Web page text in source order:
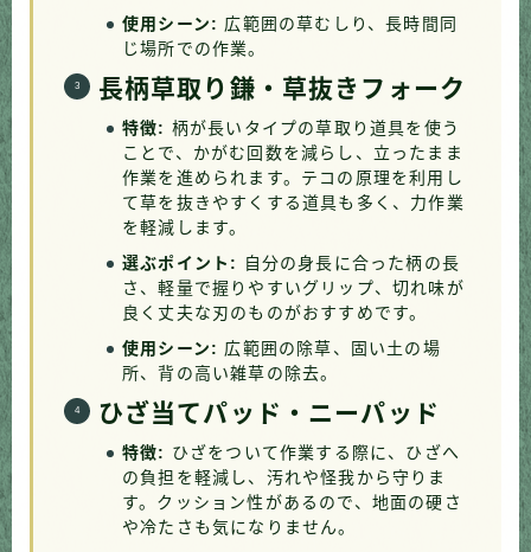
使用シーン: 広範囲の草むしり、長時間同
じ場所での作業。
長柄草取り鎌・草抜きフォーク
特徴: 柄が長いタイプの草取り道具を使う
ことで、かがむ回数を減らし、立ったまま
作業を進められます。テコの原理を利用し
て草を抜きやすくする道具も多く、力作業
を軽減します。
選ぶポイント:
自分の身長に合った柄の長
さ、軽量で握りやすいグリップ、切れ味が
良く丈夫な刃のものがおすすめです。
使用シーン: 広範囲の除草、固い土の場
所、背の高い雑草の除去。
ひざ当てパッド・ニーパッド
特徴: ひざをついて作業する際に、ひざへ
の負担を軽減し、汚れや怪我から守りま
す。クッション性があるので、地面の硬さ
や冷たさも気になりません。